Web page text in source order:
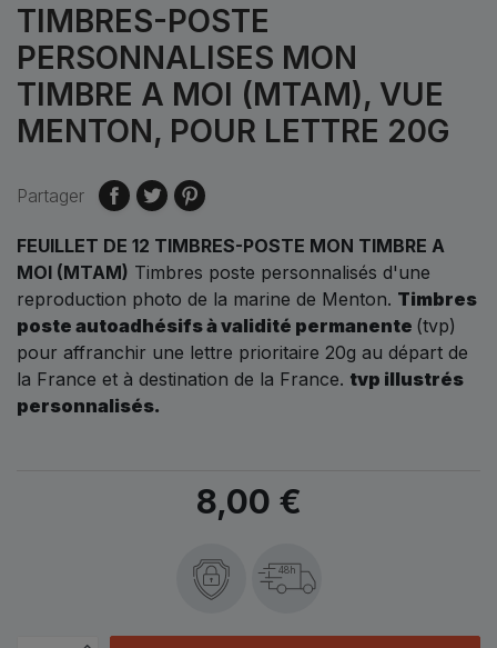
TIMBRES-POSTE
PERSONNALISES MON
TIMBRE A MOI (MTAM), VUE
MENTON, POUR LETTRE 20G
Partager
FEUILLET DE 12 TIMBRES-POSTE MON TIMBRE A
MOI (MTAM) Timbres poste personnalisés d'une
reproduction photo de la marine de Menton. Timbres
poste autoadhésifs à validité permanente (tvp)
pour affranchir une lettre prioritaire 20g au départ de
la France et à destination de la France. tvp illustrés
personnalisés.
8,00 €
48h